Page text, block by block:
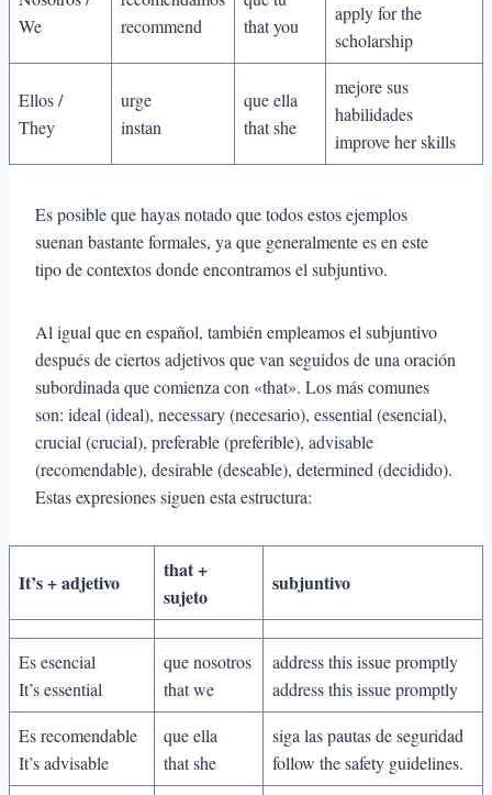
We
recommend
that you
apply for the
scholarship
Ellos /
They
urge
instan
que ella
that she
mejore sus
habilidades
improve her skills
Es posible que hayas notado que todos estos ejemplos
suenan bastante formales, ya que generalmente es en este
tipo de contextos donde encontramos el subjuntivo.
Al igual que en español, también empleamos el subjuntivo
después de ciertos adjetivos que van seguidos de una oración
subordinada que comienza con «that». Los más comunes
son: ideal (ideal), necessary (necesario), essential (esencial),
crucial (crucial), preferable (preferible), advisable
(recomendable), desirable (deseable), determined (decidido).
Estas expresiones siguen esta estructura:
It’s + adjetivo
that +
sujeto
subjuntivo
Es esencial
It’s essential
que nosotros
that we
address this issue promptly
address this issue promptly
Es recomendable
It’s advisable
que ella
that she
siga las pautas de seguridad
follow the safety guidelines.